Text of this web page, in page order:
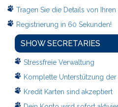
Tragen Sie die Details von
Registrierung in 60 Sekunden!
SHOW SECRETARIES
Stressfreie Verwaltung
Komplette Unterstützung der
Kredit Karten sind akzeptiert